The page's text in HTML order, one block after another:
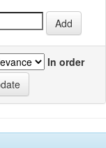
In order